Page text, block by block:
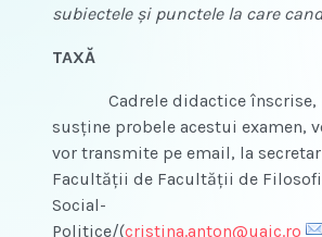
subiectele şi punctele la care
TAXĂ
Cadrele didactice înscrise,
susține probele acestui examen,
vor transmite pe email, la
Facultăţii de Facultăţii de
Social-
Politice/(cristina.anton@uaic.ro